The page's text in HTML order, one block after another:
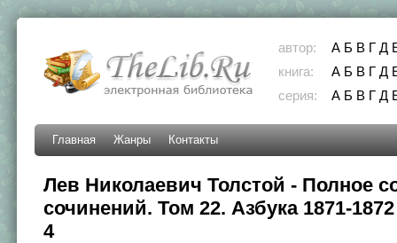
автор: А Б В Г Д
книга:
А Б В Г Д
серия:
А Б В Г Д
Главная Жанры Контакты
Лев Николаевич Толстой - Полное
сочинений. Том 22. Азбука 1871-1872
4